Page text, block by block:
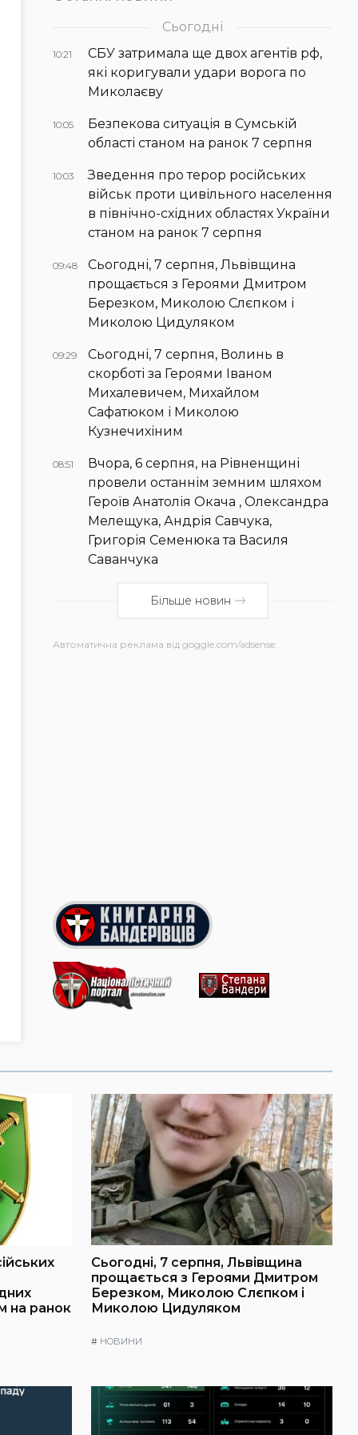
Сьогодні
10:21
СБУ затримала ще двох агентів рф,
які коригували удари ворога по
Миколаєву
10:05
Безпекова ситуація в Сумській
області станом на ранок 7 серпня
10:03
Зведення про терор російських
військ проти цивільного населення
в північно-східних областях України
станом на ранок 7 серпня
09:48
Сьогодні, 7 серпня, Львівщина
прощається з Героями Дмитром
Березком, Миколою Слєпком і
Миколою Цидуляком
09:29
Сьогодні, 7 серпня, Волинь в
скорботі за Героями Іваном
Михалевичем, Михайлом
Сафатюком і Миколою
Кузнечихіним
08:51
Вчора, 6 серпня, на Рівненщині
провели останнім земним шляхом
Героїв Анатолія Окача , Олександра
Мелещука, Андрія Савчука,
Григорія Семенюка та Василя
Саванчука
Більше новин
Автоматична реклама від goggle.com/adsense:
на ранок
Сьогодні, 7 серпня, Львівщина
прощається з Героями Дмитром
Березком, Миколою Слєпком і
Миколою Цидуляком
# НОВИНИ